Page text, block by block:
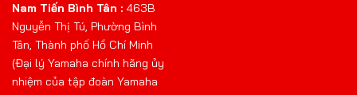
Nam Tiến Bình Tân : 463B
Nguyễn Thị Tú, Phường Bình
Tân, Thành phố Hồ Chí Minh
(Đại lý Yamaha chính hãng ủy
nhiệm của tập đoàn Yamaha